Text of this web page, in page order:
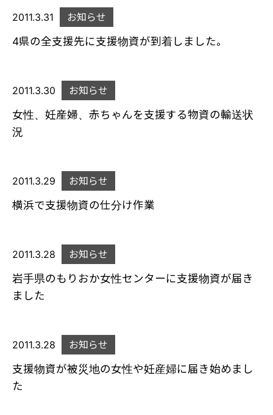
2011.3.31 お知らせ
4県の全支援先に支援物資が到着しました。
2011.3.30 お知らせ
女性、妊産婦、赤ちゃんを支援する物資の輸送状
況
2011.3.29 お知らせ
横浜で支援物資の仕分け作業
2011.3.28 お知らせ
岩手県のもりおか女性センターに支援物資が届き
ました
2011.3.28 お知らせ
支援物資が被災地の女性や妊産婦に届き始めまし
た